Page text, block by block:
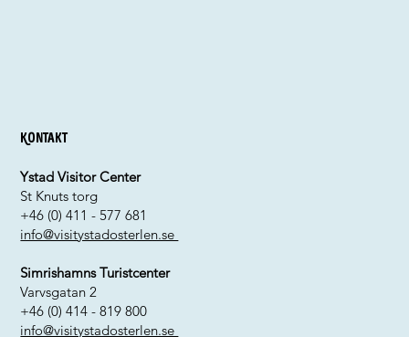
Kontakt
Ystad Visitor Center
St Knuts torg
+46 (0) 411 - 577 681
info@visitystadosterlen.se
Simrishamns Turistcenter
Varvsgatan 2
+46 (0) 414 - 819 800
info@visitystadosterlen.se